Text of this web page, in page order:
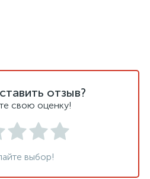
отзыв?
свою оценку!
выбор!